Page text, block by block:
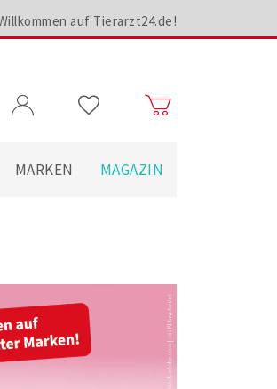
auf Tierarzt24.de!
MARKEN MAGAZIN